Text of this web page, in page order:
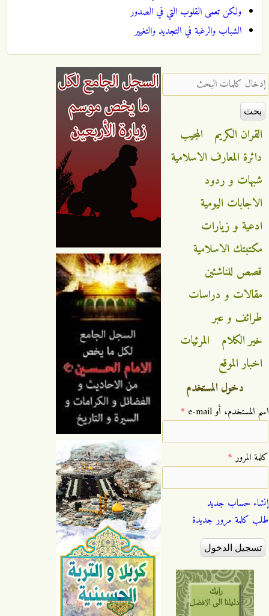
ولكن تعمى القلوب التي في الصدور
الشباب والرغبة في التجديد والتغيير
‏إدخال كلمات البحث ‏
القران الكريم
المجيب
دائرة المعارف الاسلامية
شبهات و ردود
الاجابات اليومية
ادعية و زيارات
مكتبتك الاسلامية
قصص للناشئين
مقالات و دراسات
طرائف و عبر
خير الكلام
المرئيات
اخبار الموقع
دخول المستخدم
‏اسم المستخدم، أو e-mail ‏ *
‏كلمة المرور ‏*
إنشاء حساب جديد
طلب كلمة مرور جديدة